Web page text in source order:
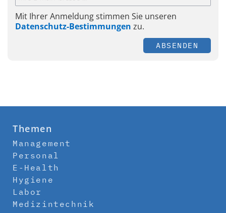
Mit Ihrer Anmeldung stimmen Sie unseren
Datenschutz-Bestimmungen zu.
ABSENDEN
Themen
Management
Personal
E-Health
Hygiene
Labor
Medizintechnik